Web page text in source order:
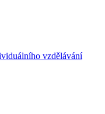
vzdělávání